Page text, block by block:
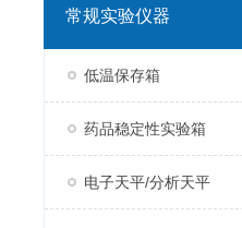
常规实验仪器
低温保存箱
药品稳定性实验箱
电子天平/分析天平